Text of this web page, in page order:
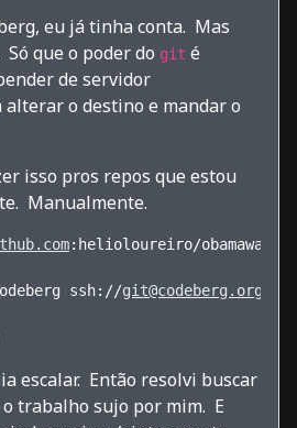
eu já tinha conta. Mas
que o poder do git é
de servidor
o destino e mandar o
isso pros repos que estou
Manualmente.
:helioloureiro/
ssh://git@codeberg.org
escalar. Então resolvi buscar
trabalho sujo por mim. E